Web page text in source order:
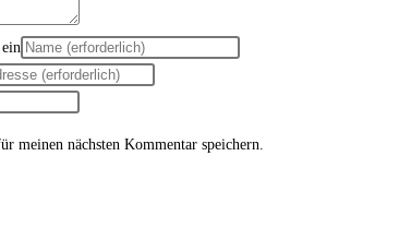
meinen nächsten Kommentar speichern.